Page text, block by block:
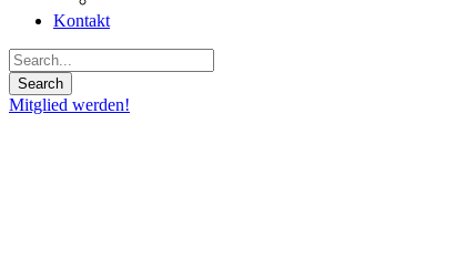
Kontakt
Mitglied werden!